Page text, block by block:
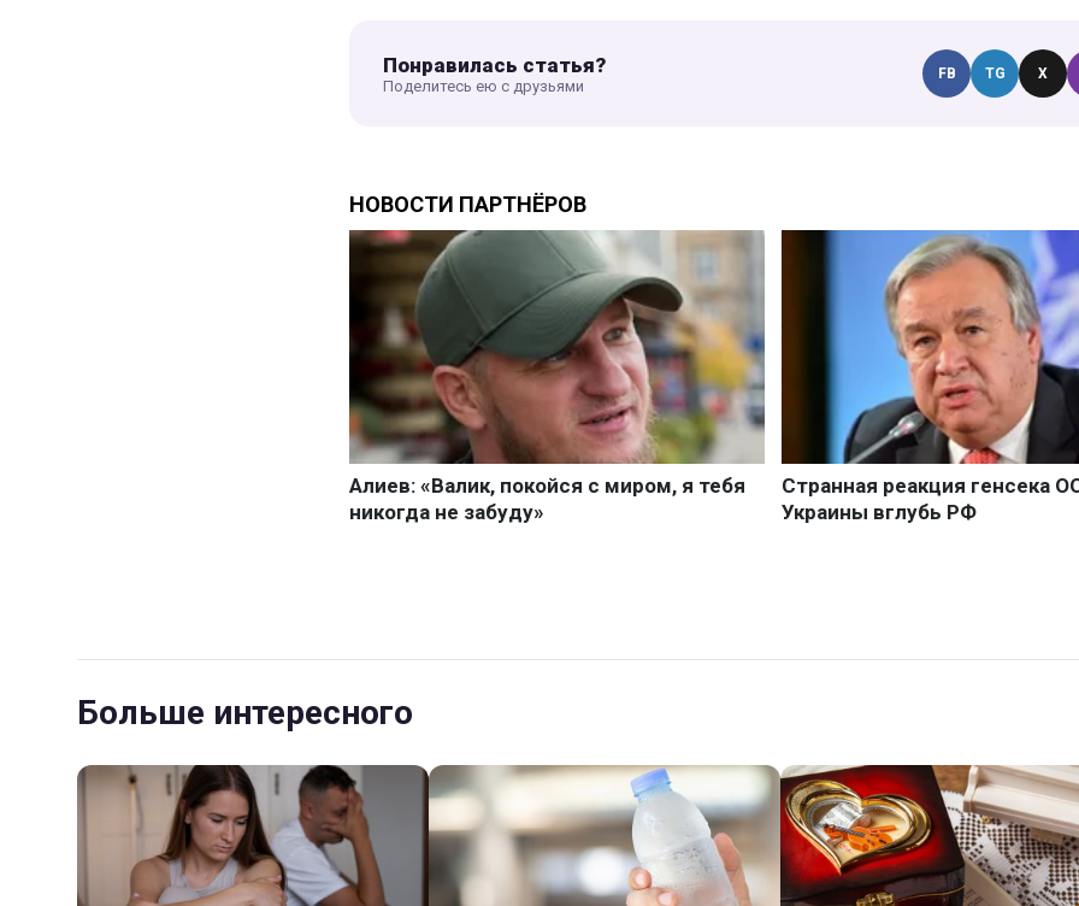
Понравилась статья?
Поделитесь ею с друзьями
FB TG X
Больше интересного